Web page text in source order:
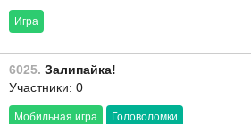
Игра
6025. Залипайка!
Участники: 0
Мобильная игра Головоломки